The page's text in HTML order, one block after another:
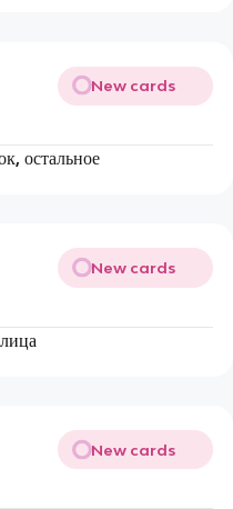
New cards
остальное
New cards
New cards